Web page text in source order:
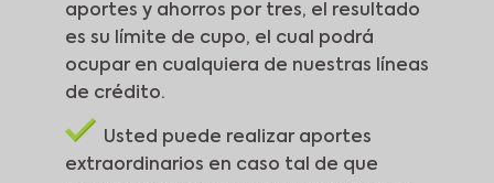
aportes y ahorros por tres, el resultado
es su límite de cupo, el cual podrá
ocupar en cualquiera de nuestras líneas
de crédito.
Usted puede realizar aportes
extraordinarios en caso tal de que